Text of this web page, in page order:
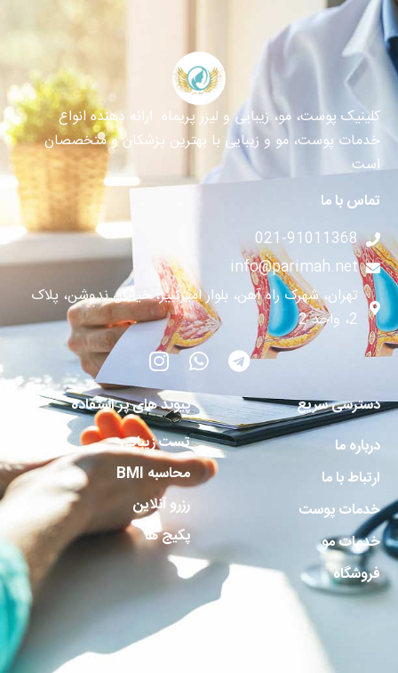
کلینیک پوست، مو، زیبایی و لیزر پریماه ارائه دهنده انواع
خدمات پوست، مو و زیبایی با بهترین پزشکان و متخصصان
است
تماس با ما
021-91011368
info@parimah.net
تهران، شهرک راه آهن، بلوار امیرکبیر، خیابان ندوشن، پلاک
2، واحد 2
دسترسی سریع
درباره ما
ارتباط با ما
خدمات پوست
خدمات مو
فروشگاه
پیوند های پر استفاده
تست زیبایی
محاسبه BMI
رزرو آنلاین
پکیج ها